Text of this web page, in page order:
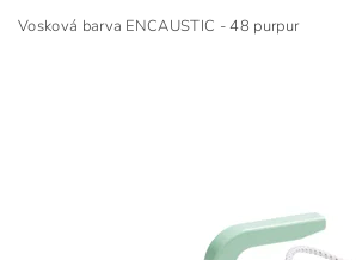
Vosková barva ENCAUSTIC - 48 purpur